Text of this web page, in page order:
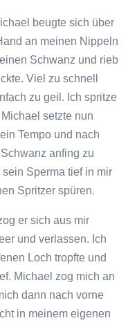
beugte sich über
an meinen Nippeln
Schwanz und rieb
Viel zu schnell
zu geil. Ich spritze
setzte nun
Tempo und nach
anfing zu
Sperma tief in mir
Spritzer spüren.
er sich aus mir
und verlassen. Ich
Loch tropfte und
Michael zog mich an
dann nach vorne
in meinem eigenen